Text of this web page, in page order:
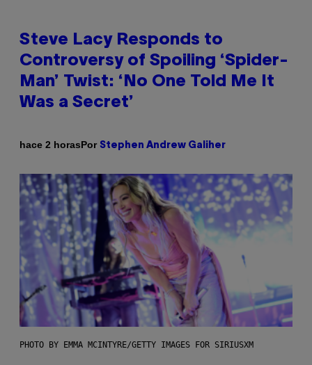
Steve Lacy Responds to
Controversy of Spoiling ‘Spider-
Man’ Twist: ‘No One Told Me It
Was a Secret’
hace 2 horasPor Stephen Andrew Galiher
PHOTO BY EMMA MCINTYRE/GETTY IMAGES FOR SIRIUSXM